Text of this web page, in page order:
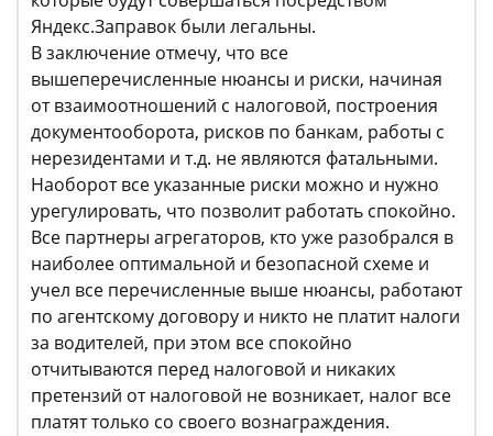
Яндекс.Заправок были легальны.
В заключение отмечу, что все
вышеперечисленные нюансы и риски, начиная
от взаимоотношений с налоговой, построения
документооборота, рисков по банкам, работы с
нерезидентами и т.д. не являются фатальными.
Наоборот все указанные риски можно и нужно
урегулировать, что позволит работать спокойно.
Все партнеры агрегаторов, кто уже разобрался в
наиболее оптимальной и безопасной схеме и
учел все перечисленные выше нюансы, работают
по агентскому договору и никто не платит налоги
за водителей, при этом все спокойно
отчитываются перед налоговой и никаких
претензий от налоговой не возникает, налог все
платят только со своего вознаграждения.